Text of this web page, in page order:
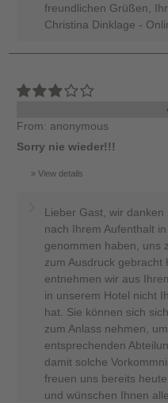
freundlichen Grüßen,
Christina Dinklage -
From: anonymous
Sorry nie wieder!!!
View details
Lieber Gast, wir
nach Ihrem Aufenthalt
genommen haben, uns
zum Ausdruck
entnehmen wir aus
in unserem Hotel nicht
hat. Sie können sich
zum Anlass nehmen,
entsprechenden
damit solche
freuen uns bereits
und wünschen Ihnen